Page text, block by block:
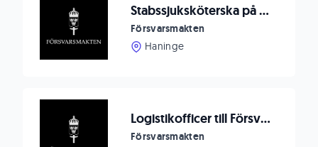
Stabssjuksköterska på Marinstaben, Muskö
Försvarsmakten
Haninge
Logistikofficer till Försvarsmaktens Försörjningsenhet Norr
Försvarsmakten